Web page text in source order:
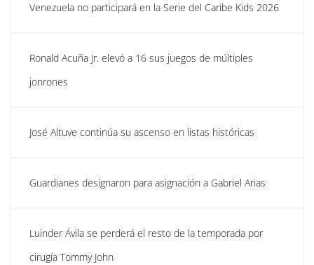
Venezuela no participará en la Serie del Caribe Kids 2026
Ronald Acuña Jr. elevó a 16 sus juegos de múltiples
jonrones
José Altuve continúa su ascenso en listas históricas
Guardianes designaron para asignación a Gabriel Arias
Luinder Ávila se perderá el resto de la temporada por
cirugía Tommy John